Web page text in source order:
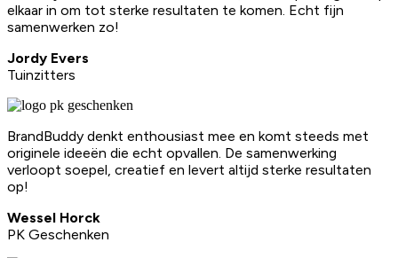
elkaar in om tot sterke resultaten te komen. Echt fijn
samenwerken zo!
Jordy Evers
Tuinzitters
BrandBuddy denkt enthousiast mee en komt steeds met
originele ideeën die echt opvallen. De samenwerking
verloopt soepel, creatief en levert altijd sterke resultaten
op!
Wessel Horck
PK Geschenken